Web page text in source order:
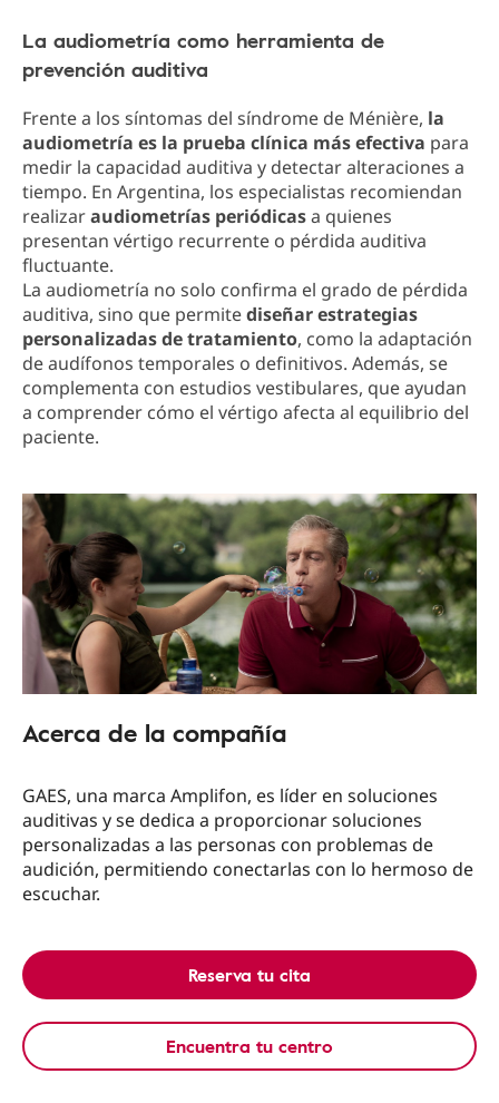
La audiometría como herramienta de
prevención auditiva
Frente a los síntomas del síndrome de Ménière, la
audiometría es la prueba clínica más efectiva para
medir la capacidad auditiva y detectar alteraciones a
tiempo. En Argentina, los especialistas recomiendan
realizaraudiometrías periódicasa quienes
presentan vértigo recurrente o pérdida auditiva
fluctuante.
La audiometría no solo confirma el grado de pérdida
auditiva, sino que permitediseñar estrategias
personalizadas de tratamiento, como la adaptación
de audífonos temporales o definitivos. Además, se
complementa con estudios vestibulares, que ayudan
a comprender cómo el vértigo afecta al equilibrio del
paciente.
Acerca de la compañía
GAES, una marca Amplifon, es líder en soluciones
auditivas y se dedica a proporcionar soluciones
personalizadas a las personas con problemas de
audición, permitiendo conectarlas con lo hermoso de
escuchar.
Reserva tu cita
Encuentra tu centro